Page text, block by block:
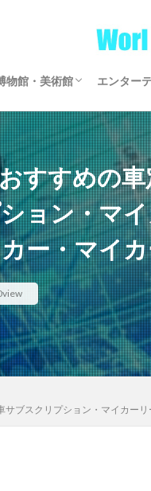
物館・美術館
物館・美術館
物館・美術館
エンター
ゲーム
文芸・
映画・
音楽
すすめの
ョン・マ
ー・マイ
ブスクリプション・マイカー